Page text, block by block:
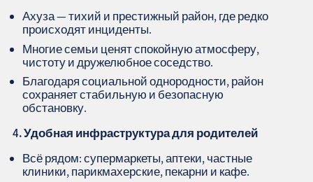
Ахуза — тихий и престижный район, где редко
происходят инциденты.
Многие семьи ценят спокойную атмосферу,
чистоту и дружелюбное соседство.
Благодаря социальной однородности, район
сохраняет стабильную и безопасную
обстановку.
️ 4. Удобная инфраструктура для родителей
Всё рядом: супермаркеты, аптеки, частные
клиники, парикмахерские, пекарни и кафе.